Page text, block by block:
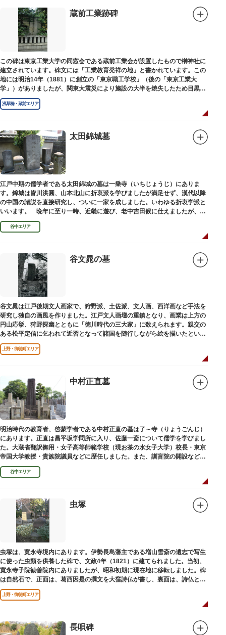
蔵前工業跡碑
この碑は東京工業大学の同窓会である蔵前工業会が設置したもので榊神社に
建立されています。碑文には「工業教育発祥の地」と書かれています。この
地には明治14年（1881）に創立の「東京職工学校」（後の「東京工業大
学」）がありましたが、関東大震災により施設の大半を焼失したため目黒に
移転しました。
浅草橋・蔵前エリア
太田錦城墓
江戸中期の儒学者である太田錦城の墓は一乗寺（いちじょうじ）にありま
す。錦城は皆川洪圓、山本北山に折衷派を学びましたが満足せず、漢代以降
の中国の諸説を直接研究し、ついに一家を成しました。いわゆる折衷学派と
いいます。 晩年に至り一時、近畿に遊び、老中吉田候に仕えましたが、前
田家に賓使としてまぬかれ、三百石を給せられました。
谷中エリア
谷文晁の墓
谷文晁は江戸後期文人画家で、狩野派、土佐派、文人画、西洋画など手法を
研究し独自の画風を作りました。江戸文人画壇の重鎮となり、画業は上方の
円山応挙、狩野探幽とともに「徳川時代の三大家」に数えられます。親交の
ある松平定信に乞われて近習となって諸国を随行しながら絵を描いたといわ
れています。お墓は源空寺（げんくうじ）にあります。
上野・御徒町エリア
中村正直墓
明治時代の教育者、啓蒙学者である中村正直の墓は了～寺（りょうごんじ）
にあります。正直は昌平坂学問所に入り、佐藤一斎について儒学を学びまし
た。大蔵省翻訳御用・女子高等師範学校（現お茶の水女子大学）校長・東京
帝国大学教授・貴族院議員などに歴任しました。また、訓盲院の開設など女
子教育や障害者教育にも力を注ぎました。明治24（1891）病没しました。
谷中エリア
虫塚
虫塚は、寛永寺境内にあります。伊勢長島藩主である増山雪斎の遺志で写生
に使った虫類を供養した碑で、文政4年（1821）に建てられました。当初、
寛永寺子院勧善院内にありましたが、昭和初期に現在地に移転しました。碑
は自然石で、正面は、葛西因是の撰文を大窪詩仏が書し、裏面は、詩仏と菊
池五山の自筆の詩が刻まれています。
上野・御徒町エリア
長唄碑